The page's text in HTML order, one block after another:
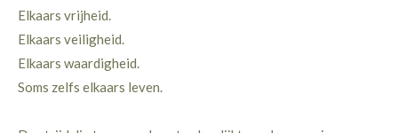
Elkaars vrijheid.
Elkaars veiligheid.
Elkaars waardigheid.
Soms zelfs elkaars leven.